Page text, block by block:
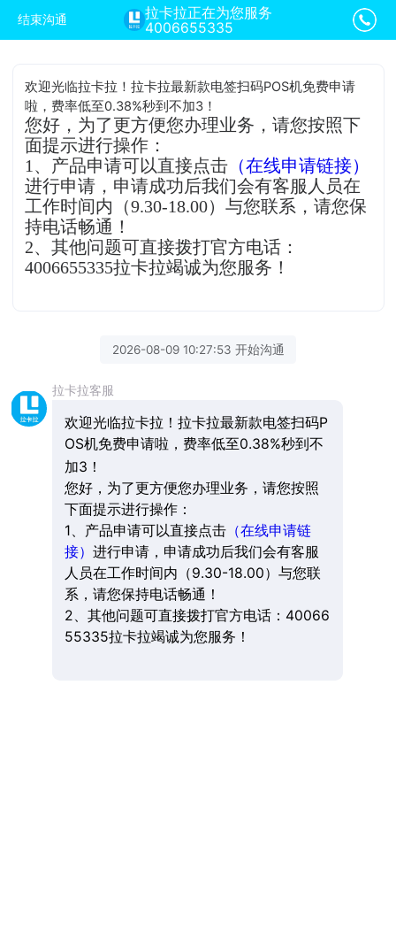
结束沟通
拉卡拉正在为您服务
4006655335
欢迎光临拉卡拉！拉卡拉最新款电签扫码POS机免费申请
啦，费率低至0.38%秒到不加3！
您好，为了更方便您办理业务，请您按照下
面提示进行操作：
1、产品申请可以直接点击 （在线申请链接）
进行申请，申请成功后我们会有客服人员在
工作时间内（9.30-18.00）与您联系，请您保
持电话畅通！
2、其他问题可直接拨打官方电话：
4006655335拉卡拉竭诚为您服务！
2026-08-09 10:27:53 开始沟通
拉卡拉客服
欢迎光临拉卡拉！拉卡拉最新款电签扫码P
OS机免费申请啦，费率低至0.38%秒到不
加3！
您好，为了更方便您办理业务，请您按照
下面提示进行操作：
1、产品申请可以直接点击（在线申请链
接） 进行申请，申请成功后我们会有客服
人员在工作时间内（9.30-18.00）与您联
系，请您保持电话畅通！
2、其他问题可直接拨打官方电话：40066
55335拉卡拉竭诚为您服务！